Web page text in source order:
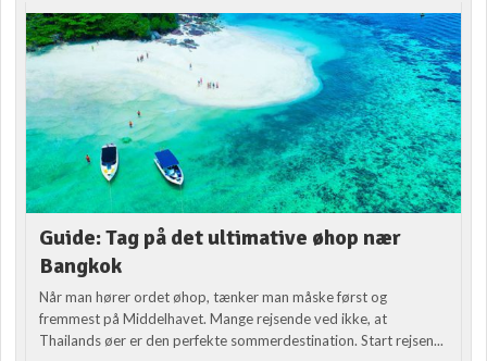
Guide: Tag på det ultimative øhop nær
Bangkok
Når man hører ordet øhop, tænker man måske først og
fremmest på Middelhavet. Mange rejsende ved ikke, at
Thailands øer er den perfekte sommerdestination. Start rejsen...